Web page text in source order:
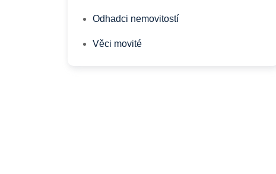
Odhadci nemovitostí
Věci movité